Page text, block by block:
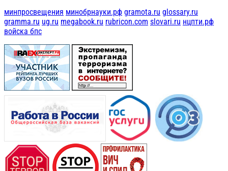
минпросвещения минобрнауки.рф gramota.ru glossary.ru
gramma.ru ug.ru megabook.ru rubricon.com slovari.ru нцпти.рф
войска бпс